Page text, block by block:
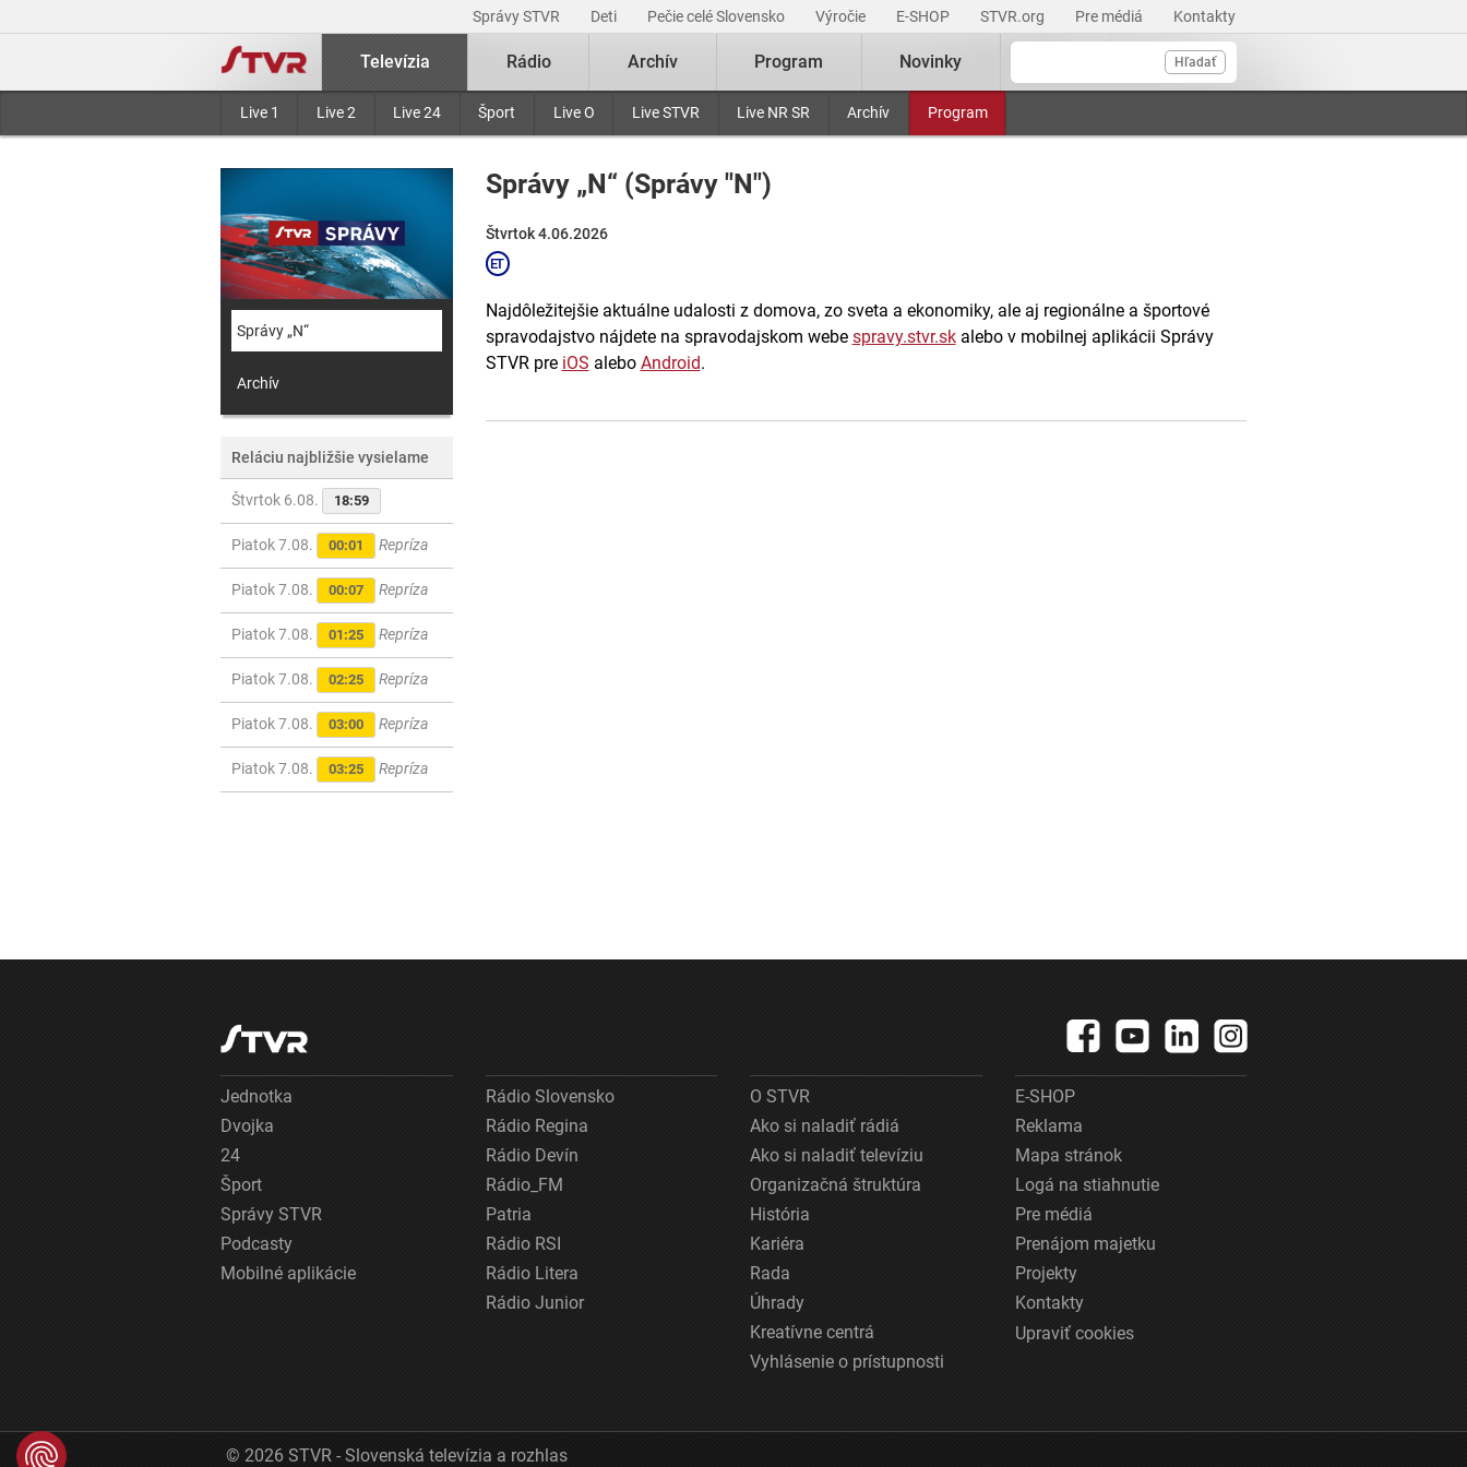
Správy STVR Deti Pečie celé Slovensko Výročie E-SHOP STVR.org Pre médiá Kontakty
Hľadať
Televízia
Live 1 Live 2 Live 24 Šport Live O Live STVR Live NR SR Archív Program
Rádio Archív Program Novinky
Správy „N“
Archív
Reláciu najbližšie vysielame
Štvrtok 6.08. 18:59
Piatok 7.08. 00:01 Repríza
Piatok 7.08. 00:07 Repríza
Piatok 7.08. 01:25 Repríza
Piatok 7.08. 02:25 Repríza
Piatok 7.08. 03:00 Repríza
Piatok 7.08. 03:25 Repríza
Správy „N“ (Správy "N")
Štvrtok 4.06.2026
Najdôležitejšie aktuálne udalosti z domova, zo sveta a ekonomiky, ale aj regionálne a športové
spravodajstvo nájdete na spravodajskom webe spravy.stvr.skalebo v mobilnej aplikácii Správy
STVR pre iOS alebo Android.
Jednotka
Dvojka
24
Šport
Správy STVR
Podcasty
Mobilné aplikácie
Rádio Slovensko
Rádio Regina
Rádio Devín
Rádio_FM
Patria
Rádio RSI
Rádio Litera
Rádio Junior
O STVR
Ako si naladiť rádiá
Ako si naladiť televíziu
Organizačná štruktúra
História
Kariéra
Rada
Úhrady
Kreatívne centrá
Vyhlásenie o prístupnosti
E-SHOP
Reklama
Mapa stránok
Logá na stiahnutie
Pre médiá
Prenájom majetku
Projekty
Kontakty
Upraviť cookies
© 2026 STVR - Slovenská televízia a rozhlas